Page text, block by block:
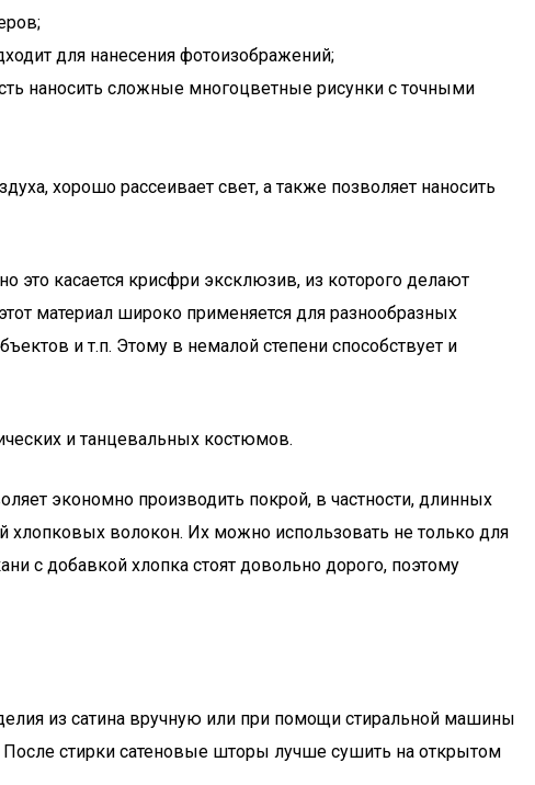
для нанесения фотоизображений;
наносить сложные многоцветные рисунки с точными
хорошо рассеивает свет, а также позволяет наносить
касается крисфри эксклюзив, из которого делают
материал широко применяется для разнообразных
и т.п. Этому в немалой степени способствует и
и танцевальных костюмов.
экономно производить покрой, в частности, длинных
хлопковых волокон. Их можно использовать не только для
с добавкой хлопка стоят довольно дорого, поэтому
из сатина вручную или при помощи стиральной машины
стирки сатеновые шторы лучше сушить на открытом